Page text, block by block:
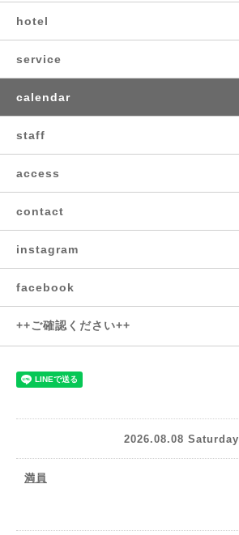
hotel
service
calendar
staff
access
contact
instagram
facebook
++ご確認ください++
2026.08.08 Saturday
満員